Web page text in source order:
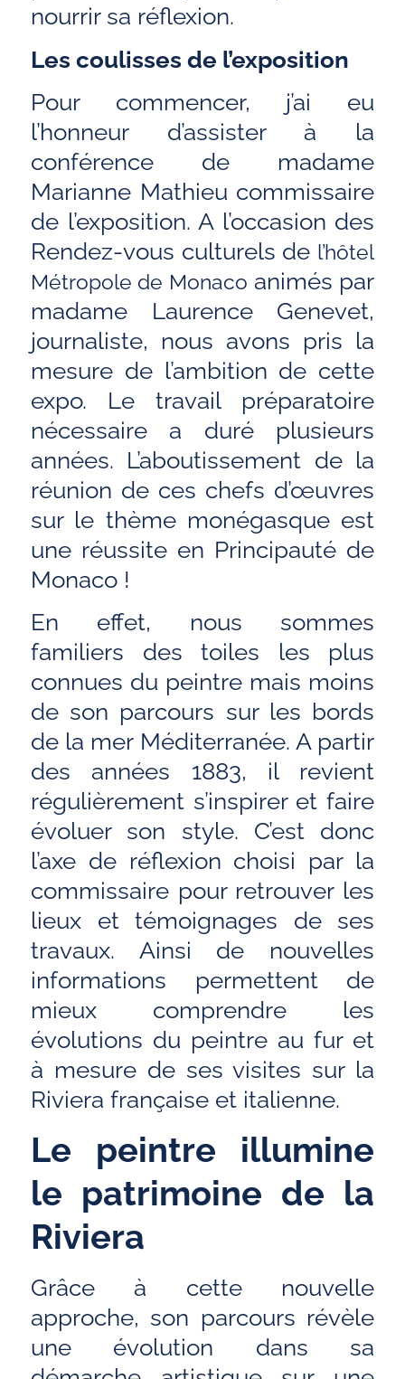
nourrir sa réflexion.
Les coulisses de l’exposition
Pour commencer, j’ai eu
l’honneur d’assister à la
conférence de madame
Marianne Mathieu commissaire
de l’exposition. A l’occasion des
Rendez-vous culturels de l’hôtel
Métropole de Monaco animés par
madame Laurence Genevet,
journaliste, nous avons pris la
mesure de l’ambition de cette
expo. Le travail préparatoire
nécessaire a duré plusieurs
années. L’aboutissement de la
réunion de ces chefs d’œuvres
sur le thème monégasque est
une réussite en Principauté de
Monaco !
En effet, nous sommes
familiers des toiles les plus
connues du peintre mais moins
de son parcours sur les bords
de la mer Méditerranée. A partir
des années 1883, il revient
régulièrement s’inspirer et faire
évoluer son style. C’est donc
l’axe de réflexion choisi par la
commissaire pour retrouver les
lieux et témoignages de ses
travaux. Ainsi de nouvelles
informations permettent de
mieux comprendre les
évolutions du peintre au fur et
à mesure de ses visites sur la
Riviera française et italienne.
Le peintre illumine
le patrimoine de la
Riviera
Grâce à cette nouvelle
approche, son parcours révèle
une évolution dans sa